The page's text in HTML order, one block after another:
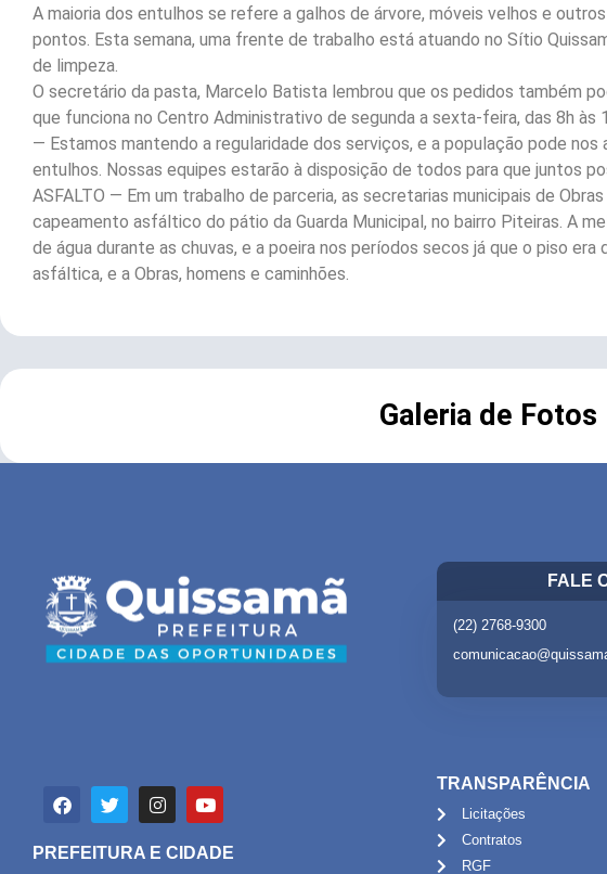
A maioria dos entulhos se refere a galhos de árvore, móveis velhos e
pontos. Esta semana, uma frente de trabalho está atuando no Sítio
de limpeza.
O secretário da pasta, Marcelo Batista lembrou que os pedidos também
que funciona no Centro Administrativo de segunda a sexta-feira, das 8h às
— Estamos mantendo a regularidade dos serviços, e a população pode
entulhos. Nossas equipes estarão à disposição de todos para que juntos
ASFALTO — Em um trabalho de parceria, as secretarias municipais de
capeamento asfáltico do pátio da Guarda Municipal, no bairro Piteiras. A
de água durante as chuvas, e a poeira nos períodos secos já que o piso
asfáltica, e a Obras, homens e caminhões.
Galeria de Fotos
FALE
(22) 2768-9300
PREFEITURA E CIDADE
TRANSPARÊNCIA
Licitações
Contratos
RGF